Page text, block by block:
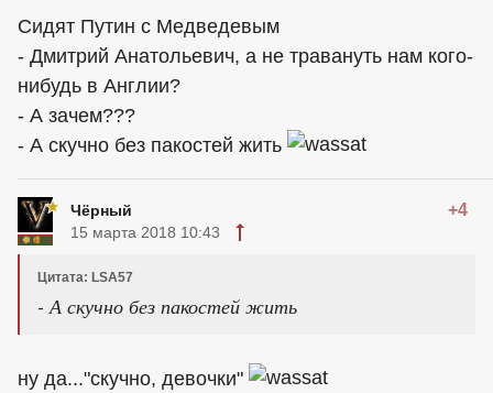
Сидят Путин с Медведевым
- Дмитрий Анатольевич, а не травануть нам кого-
нибудь в Англии?
- А зачем???
- А скучно без пакостей жить
Чёрный +4
15 марта 2018 10:43
Цитата: LSA57
- А скучно без пакостей жить
ну да..."скучно, девочки"